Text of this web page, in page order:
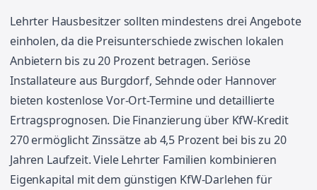
Lehrter Hausbesitzer sollten mindestens drei Angebote
einholen, da die Preisunterschiede zwischen lokalen
Anbietern bis zu 20 Prozent betragen. Seriöse
Installateure aus Burgdorf, Sehnde oder Hannover
bieten kostenlose Vor-Ort-Termine und detaillierte
Ertragsprognosen. Die Finanzierung über KfW-Kredit
270 ermöglicht Zinssätze ab 4,5 Prozent bei bis zu 20
Jahren Laufzeit. Viele Lehrter Familien kombinieren
Eigenkapital mit dem günstigen KfW-Darlehen für